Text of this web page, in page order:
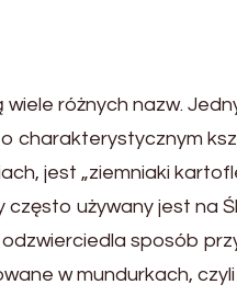
wiele różnych nazw.
charakterystycznym
jest „ziemniaki
używany jest na
sposób
w mundurkach,